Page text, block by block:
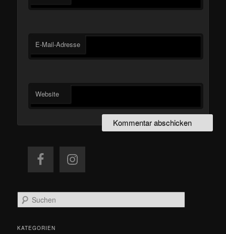
E-Mail-Adresse
Website
u
h
KATEGORIEN